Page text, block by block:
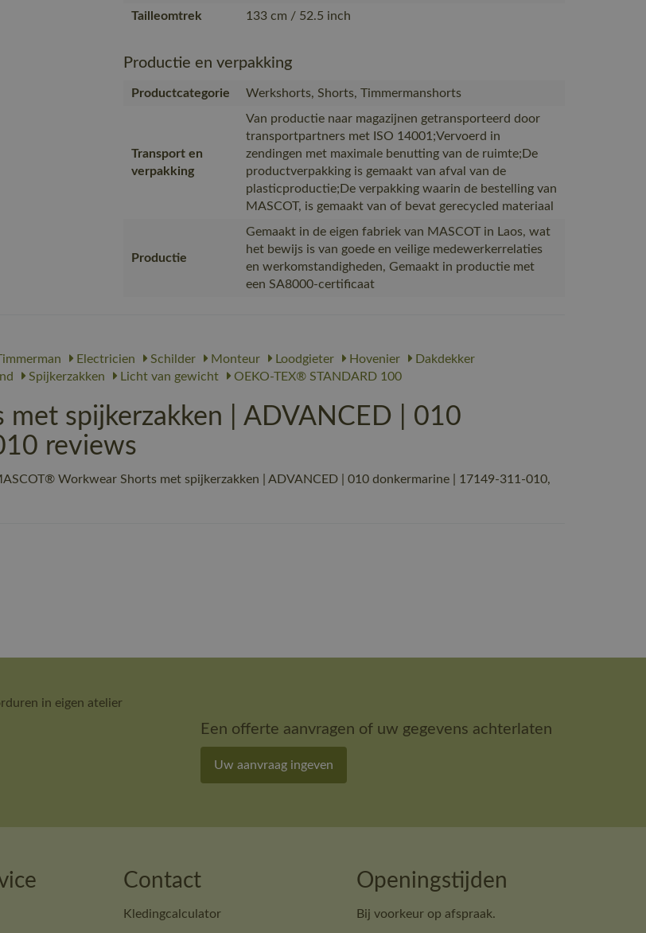
Tailleomtrek
133 cm / 52.5 inch
Productie en verpakking
Productcategorie Werkshorts, Shorts, Timmermanshorts
Transport en
verpakking
Van productie naar magazijnen getransporteerd door
transportpartners met ISO 14001;Vervoerd in
zendingen met maximale benutting van de ruimte;De
productverpakking is gemaakt van afval van de
plasticproductie;De verpakking waarin de bestelling van
MASCOT, is gemaakt van of bevat gerecycled materiaal
Productie
Gemaakt in de eigen fabriek van MASCOT in Laos, wat
het bewijs is van goede en veilige medewerkerrelaties
en werkomstandigheden, Gemaakt in productie met
een SA8000-certificaat
Electricien Schilder Monteur Loodgieter Hovenier
Dakdekker
Spijkerzakken Licht van gewicht OEKO-TEX® STANDARD 100
spijkerzakken | ADVANCED | 010
reviews
Workwear Shorts met spijkerzakken | ADVANCED | 010 donkermarine | 17149-311-010,
in eigen atelier
Een offerte aanvragen of uw gegevens achterlaten
Uw aanvraag ingeven
Contact
Kledingcalculator
Openingstijden
Bij voorkeur op afspraak.